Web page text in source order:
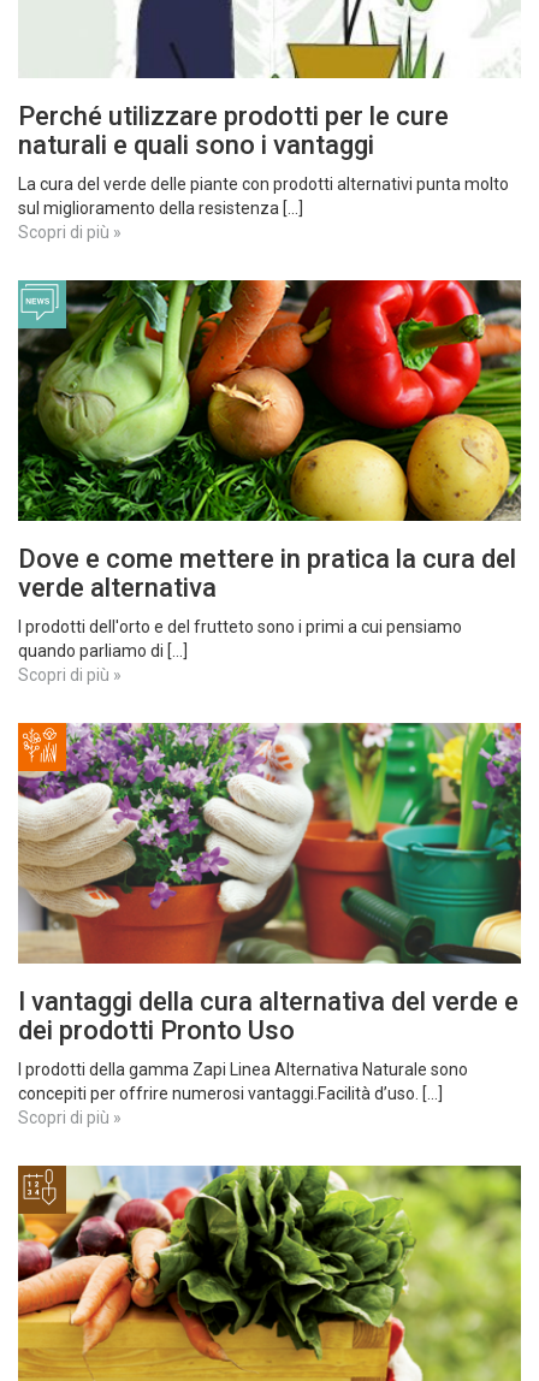
Perché utilizzare prodotti per le cure
naturali e quali sono i vantaggi
La cura del verde delle piante con prodotti alternativi punta molto
sul miglioramento della resistenza [...]
Scopri di più »
Dove e come mettere in pratica la cura del
verde alternativa
I prodotti dell'orto e del frutteto sono i primi a cui pensiamo
quando parliamo di [...]
Scopri di più »
I vantaggi della cura alternativa del verde e
dei prodotti Pronto Uso
I prodotti della gamma Zapi Linea Alternativa Naturale sono
concepiti per offrire numerosi vantaggi.Facilità d’uso. [...]
Scopri di più »